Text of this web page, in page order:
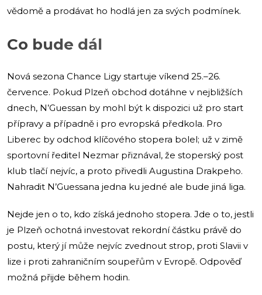
vědomě a prodávat ho hodlá jen za svých podmínek.
Co bude dál
Nová sezona Chance Ligy startuje víkend 25.–26.
července. Pokud Plzeň obchod dotáhne v nejbližších
dnech, N’Guessan by mohl být k dispozici už pro start
přípravy a případně i pro evropská předkola. Pro
Liberec by odchod klíčového stopera bolel; už v zimě
sportovní ředitel Nezmar přiznával, že stoperský post
klub tlačí nejvíc, a proto přivedli Augustina Drakpeho.
Nahradit N’Guessana jedna ku jedné ale bude jiná liga.
Nejde jen o to, kdo získá jednoho stopera. Jde o to, jestli
je Plzeň ochotná investovat rekordní částku právě do
postu, který jí může nejvíc zvednout strop, proti Slavii v
lize i proti zahraničním soupeřům v Evropě. Odpověď
možná přijde během hodin.